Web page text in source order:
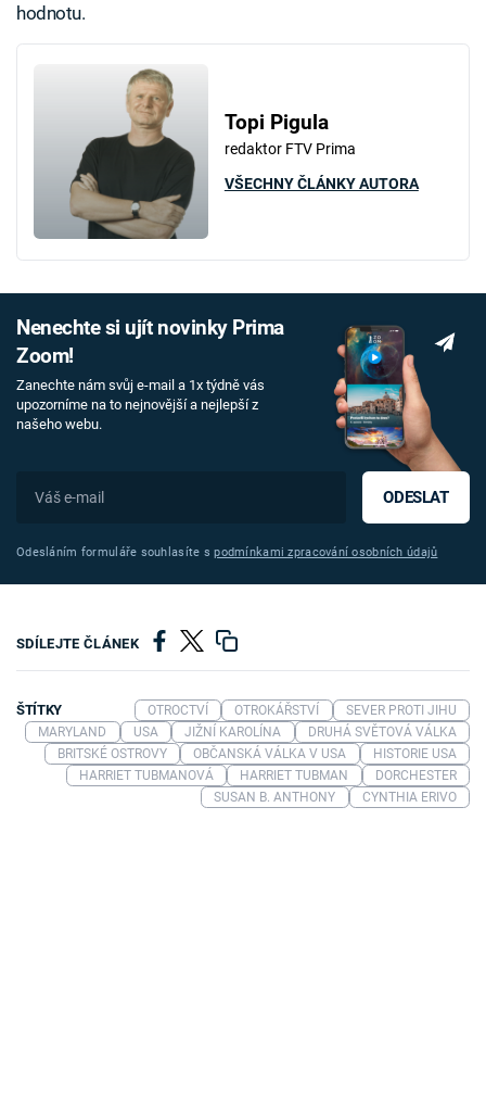
hodnotu.
Topi Pigula
redaktor FTV Prima
VŠECHNY ČLÁNKY AUTORA
Nenechte si ujít novinky Prima
Zoom!
Zanechte nám svůj e-mail a 1x týdně vás
upozorníme na to nejnovější a nejlepší z
našeho webu.
ODESLAT
Odesláním formuláře souhlasíte spodmínkami zpracování osobních údajů
SDÍLEJTE ČLÁNEK
ŠTÍTKY OTROCTVÍ OTROKÁŘSTVÍ
SEVER PROTI JIHU
MARYLAND
USA JIŽNÍ KAROLÍNA
DRUHÁ SVĚTOVÁ VÁLKA
BRITSKÉ OSTROVY
OBČANSKÁ VÁLKA V USA
HISTORIE USA
HARRIET TUBMANOVÁ
HARRIET TUBMAN
DORCHESTER
SUSAN B. ANTHONY
CYNTHIA ERIVO